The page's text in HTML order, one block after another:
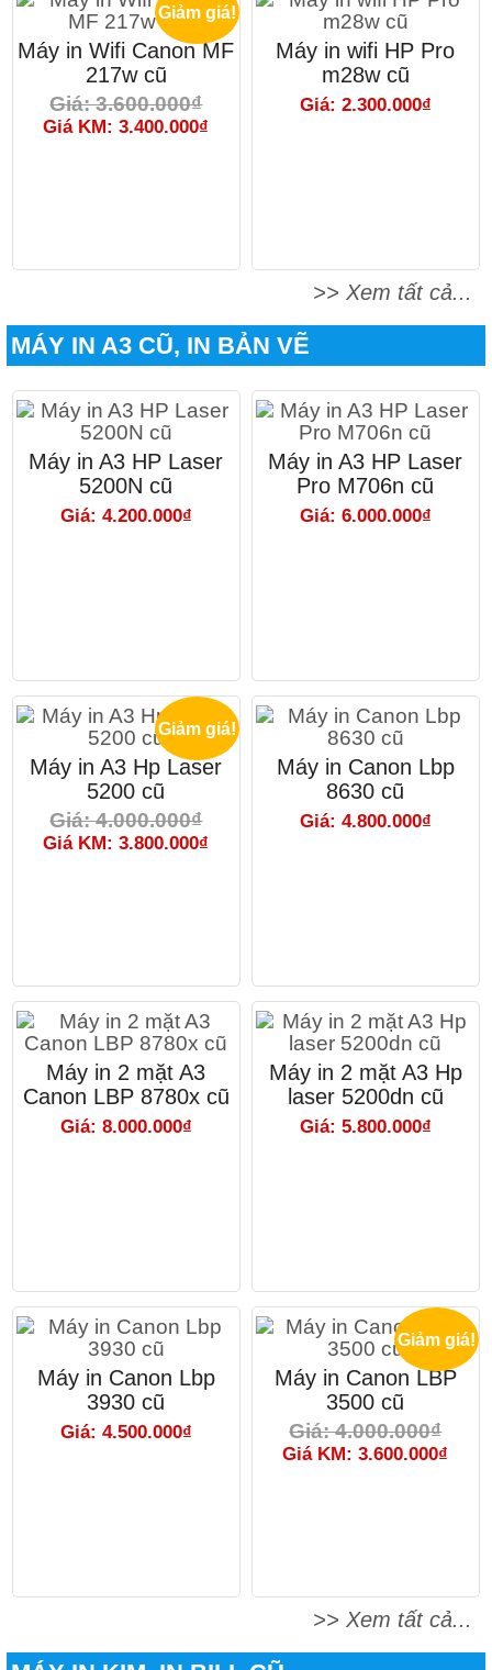
Giảm giá!
Máy in Wifi Canon MF
217w cũ
Giá: 3.600.000₫
Giá KM: 3.400.000₫
Máy in wifi HP Pro
m28w cũ
Giá: 2.300.000₫
>> Xem tất cả...
MÁY IN A3 CŨ, IN BẢN VẼ
Máy in A3 HP Laser
5200N cũ
Giá: 4.200.000₫
Máy in A3 HP Laser
Pro M706n cũ
Giá: 6.000.000₫
Giảm giá!
Máy in A3 Hp Laser
5200 cũ
Giá: 4.000.000₫
Giá KM: 3.800.000₫
Máy in Canon Lbp
8630 cũ
Giá: 4.800.000₫
Máy in 2 mặt A3
Canon LBP 8780x cũ
Giá: 8.000.000₫
Máy in 2 mặt A3 Hp
laser 5200dn cũ
Giá: 5.800.000₫
Máy in Canon Lbp
3930 cũ
Giá: 4.500.000₫
Giảm giá!
Máy in Canon LBP
3500 cũ
Giá: 4.000.000₫
Giá KM: 3.600.000₫
>> Xem tất cả...